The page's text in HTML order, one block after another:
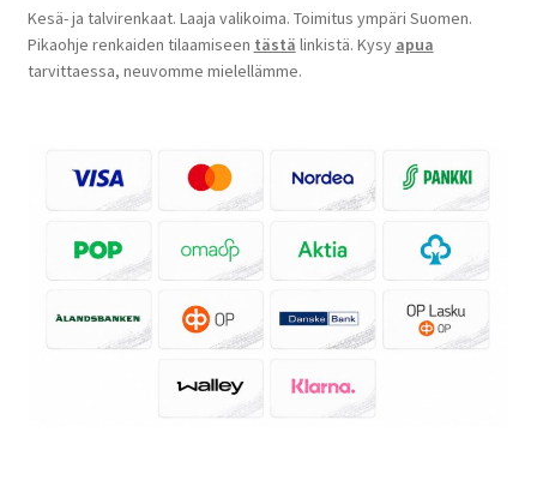
Kesä- ja talvirenkaat. Laaja valikoima. Toimitus ympäri Suomen.
Pikaohje renkaiden tilaamiseen tästä linkistä. Kysy apua
tarvittaessa, neuvomme mielellämme.